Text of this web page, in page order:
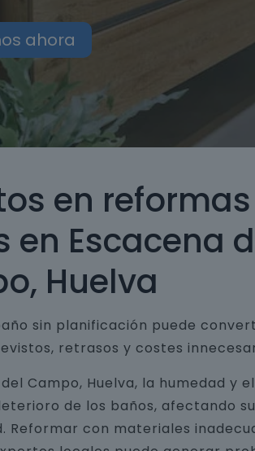
ahora
en
en Escacena
Huelva
sin planificación puede
retrasos y costes
Campo, Huelva, la humedad y
de los baños, afectando
Reformar con materiales